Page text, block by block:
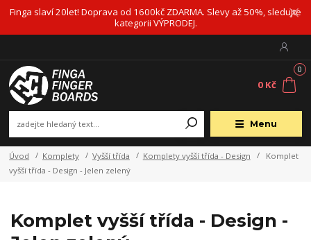
Finga slaví 20let! Doprava od 1600kč ZDARMA. Slevy až 50%, sledujte
kategorii VÝPRODEJ.
Menu
0
0 Kč
Úvod Komplety Vyšší třída Komplety vyšší třída - Design
Komplet
vyšší třída - Design - Jelen zelený
Komplet vyšší třída - Design -